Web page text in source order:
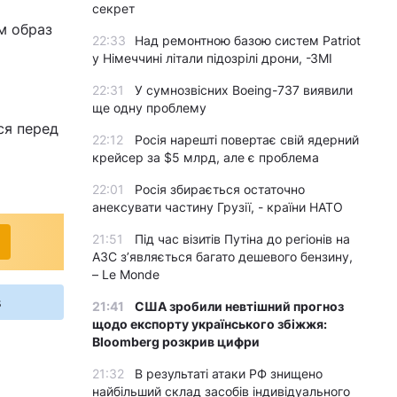
образ
перед
секрет
22:33
Над ремонтною базою систем Patriot
у Німеччині літали підозрілі дрони, -ЗМІ
22:31
У сумнозвісних Boeing-737 виявили
ще одну проблему
22:12
Росія нарешті повертає свій ядерний
крейсер за $5 млрд, але є проблема
22:01
Росія збирається остаточно
анексувати частину Грузії, - країни НАТО
21:51
Під час візитів Путіна до регіонів на
АЗС з’являється багато дешевого бензину,
– Le Monde
21:41
США зробили невтішний прогноз
щодо експорту українського збіжжя:
Bloomberg розкрив цифри
21:32
В результаті атаки РФ знищено
найбільший склад засобів індивідуального